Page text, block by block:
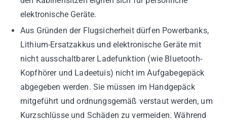
elektronische Geräte.
Aus Gründen der Flugsicherheit dürfen Powerbanks,
Lithium-Ersatzakkus und elektronische Geräte mit
nicht ausschaltbarer Ladefunktion (wie Bluetooth-
Kopfhörer und Ladeetuis) nicht im Aufgabegepäck
abgegeben werden. Sie müssen im Handgepäck
mitgeführt und ordnungsgemäß verstaut werden, um
Kurzschlüsse und Schäden zu vermeiden. Während